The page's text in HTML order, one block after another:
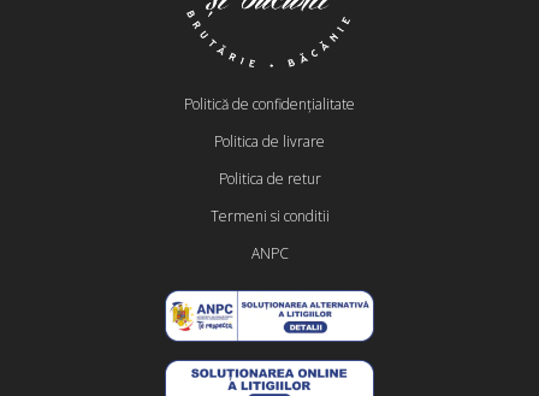
Politică de confidențialitate
Politica de livrare
Politica de retur
Termeni si conditii
ANPC